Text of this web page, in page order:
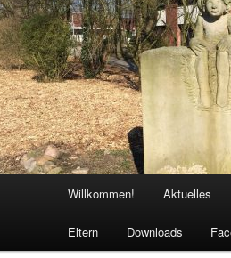
Willkommen! Aktuelles
Eltern Downloads